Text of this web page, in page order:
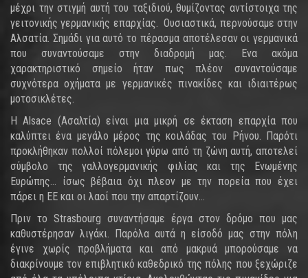
μέχρι την στιγμή αυτή του ταξιδιού, θυμίζοντας αντίστοιχα της
γειτονικής γερμανικής επαρχίας. Ουσιαστικά, περνούσαμε στην
Αλσατία. Σημάδι για αυτό το πέρασμα αποτέλεσαν οι γερμανικά
που συναντούσαμε στην διαδρομή μας. Ενα ακόμα
χαρακτηριστικό σημείο ήταν πως πλέον συναντούσαμε
συχνότερα οχήματα με γερμανικές πινακίδες και ιδιαιτέρως
μοτοσικλέτες.
Η Alsace (Ασαλτία) είναι μια μικρή σε έκταση επαρχία που
καλύπτει ένα μεγάλο μέρος της κοιλάδας του Ρήνου. Παρότι
προκλήθηκαν πολλοί πόλεμοι γύρω από τη ζώνη αυτή, αποτελεί
σύμβολο της γαλλογερμανικής φιλίας και της Ενωμένης
Ευρώπης... ίσως βέβαια όχι πλεον με την πορεία που έχει
πάρει η ΕΕ και οι λαοί που την απαρτίζουν...
Πριν το Strasbourg συναντήσαμε έργα στον δρόμο που μας
καθυστέρησαν λιγάκι. Παρόλα αυτά η είσοδό μας στην πόλη
έγινε χωρίς προβλήματα και από μακρυά μπορούσαμε να
διακρίνουμε τον επιβλητικό καθεδρικό της πόλης που ξεχώριζε